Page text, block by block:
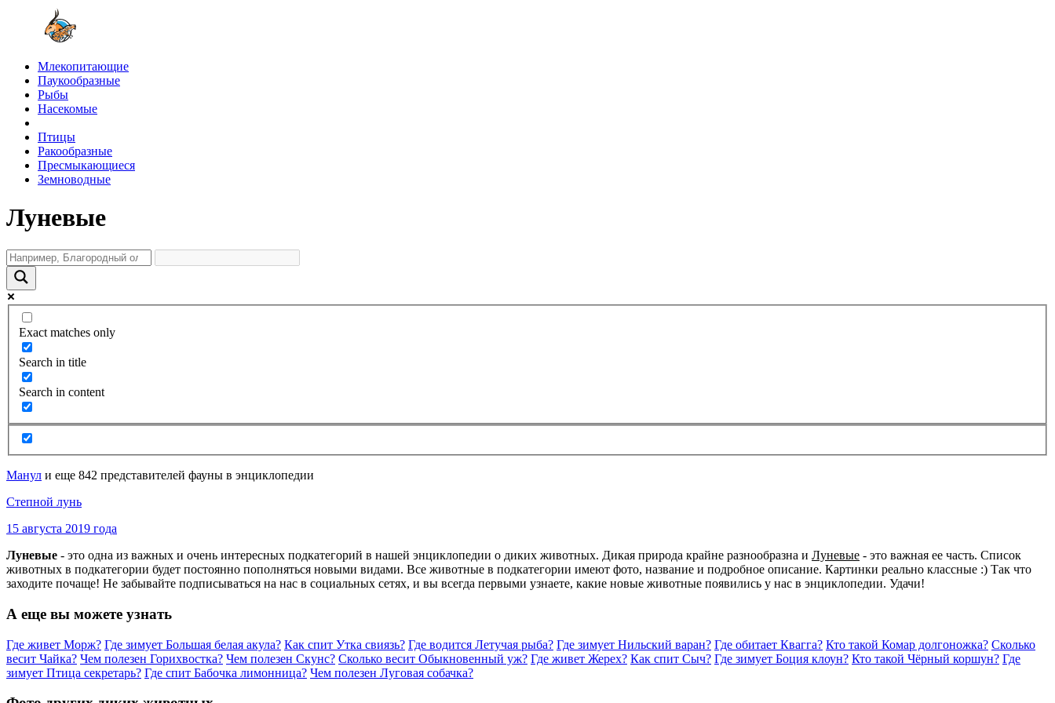
Млекопитающие
Паукообразные
Рыбы
Насекомые
Птицы
Ракообразные
Пресмыкающиеся
Земноводные
Луневые
Exact matches only
Search in title
Search in content
Манул и еще 842 представителей фауны в энциклопедии
Степной лунь
15 августа 2019 года
Луневые - это одна из важных и очень интересных подкатегорий в нашей энциклопедии о диких животных. Дикая природа крайне разнообразна и Луневые - это важная ее часть. Список
животных в подкатегории будет постоянно пополняться новыми видами. Все животные в подкатегории имеют фото, название и подробное описание. Картинки реально классные :) Так что
заходите почаще! Не забывайте подписываться на нас в социальных сетях, и вы всегда первыми узнаете, какие новые животные появились у нас в энциклопедии. Удачи!
А еще вы можете узнать
Где живет Морж? Где зимует Большая белая акула? Как спит Утка свиязь? Где водится Летучая рыба? Где зимует Нильский варан? Где обитает Квагга? Кто такой Комар долгоножка? Сколько
весит Чайка? Чем полезен Горихвостка? Чем полезен Скунс? Сколько весит Обыкновенный уж? Где живет Жерех? Как спит Сыч? Где зимует Боция клоун? Кто такой Чёрный коршун? Где
зимует Птица секретарь? Где спит Бабочка лимонница? Чем полезен Луговая собачка?